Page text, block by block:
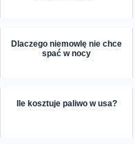
Dlaczego niemowlę nie chce
spać w nocy
Ile kosztuje paliwo w usa?